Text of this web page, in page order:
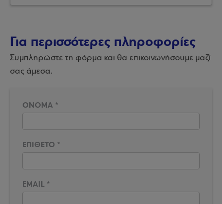
Για περισσότερες πληροφορίες
Συμπληρώστε τη φόρμα και θα επικοινωνήσουμε μαζί
σας άμεσα.
ΟΝΟΜΑ *
ΕΠΙΘΕΤΟ *
EMAIL *